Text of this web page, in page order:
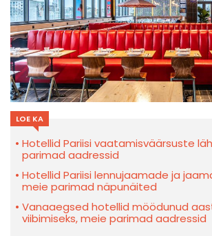
LOE KA
Hotellid Pariisi vaatamisväärsuste
parimad aadressid
Hotellid Pariisi lennujaamade ja
meie parimad näpunäited
Vanaaegsed hotellid möödunud
viibimiseks, meie parimad aadressid